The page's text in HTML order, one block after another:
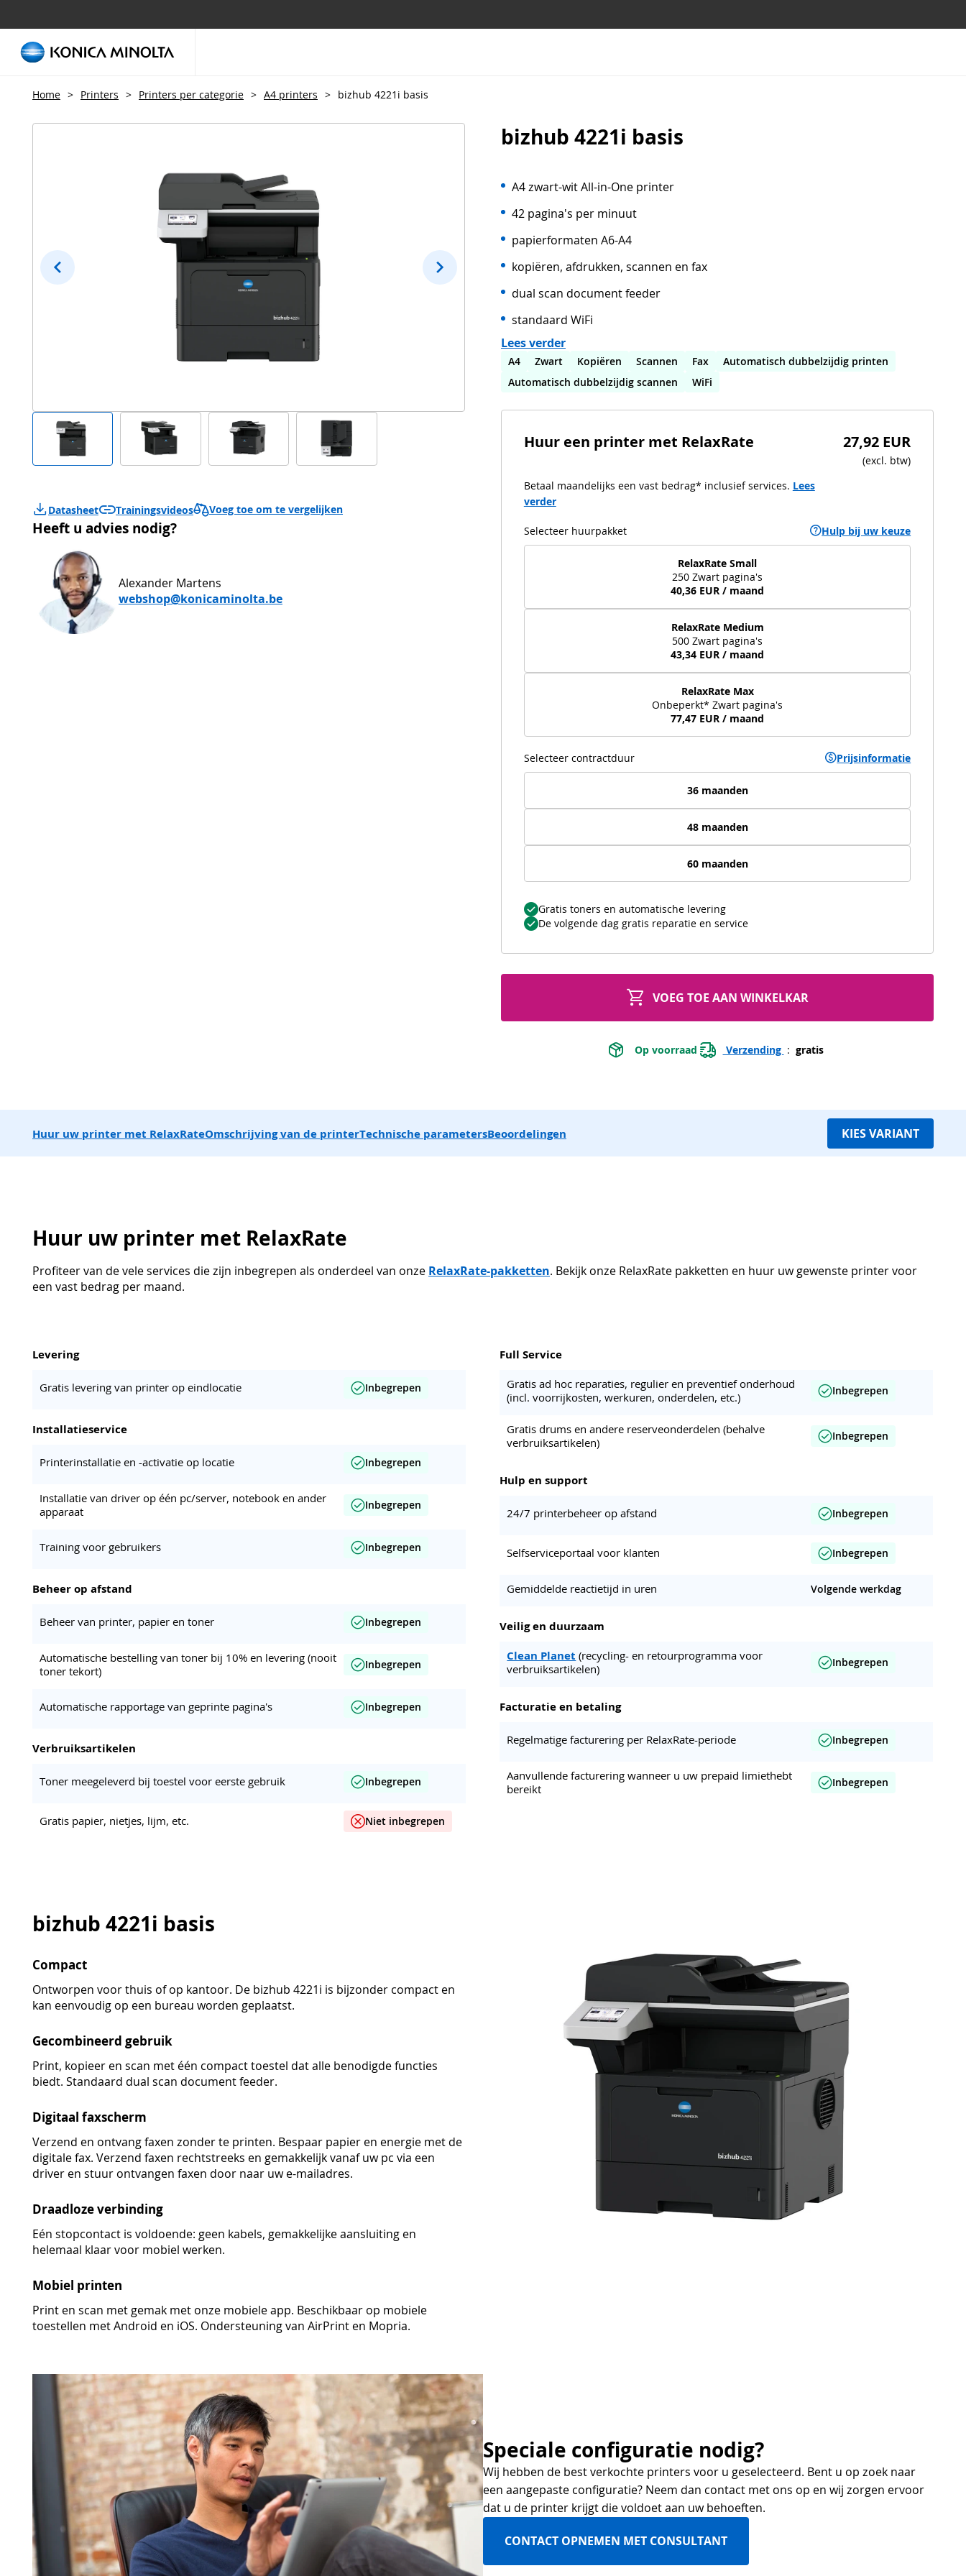
Home > Printers > Printers per categorie > A4 printers > bizhub 4221i basis
bizhub 4221i basis
A4 zwart-wit All-in-One printer
42 pagina's per minuut
papierformaten A6-A4
kopiëren, afdrukken, scannen en fax
dual scan document feeder
standaard WiFi
Lees verder
A4 Zwart Kopiëren Scannen Fax
Automatisch dubbelzijdig printen
Automatisch dubbelzijdig scannen
WiFi
Huur een printer met RelaxRate
Betaal maandelijks een vast bedrag* inclusief services. Lees
verder
27,92 EUR
(excl. btw)
Selecteer huurpakket Hulp bij uw keuze
RelaxRate Small
250 Zwart pagina's
40,36 EUR / maand
RelaxRate Medium
500 Zwart pagina's
43,34 EUR / maand
RelaxRate Max
Onbeperkt* Zwart pagina's
77,47 EUR / maand
Selecteer contractduur Prijsinformatie
36 maanden
48 maanden
60 maanden
Gratis toners en automatische levering
De volgende dag gratis reparatie en service
VOEG TOE AAN WINKELKAR
Op voorraad Verzending : gratis
Datasheet Trainingsvideos Voeg toe om te vergelijken
Heeft u advies nodig?
Alexander Martens
webshop@konicaminolta.be
Huur uw printer met RelaxRateOmschrijving van de printerTechnische parametersBeoordelingen KIES VARIANT
Huur uw printer met RelaxRate
Profiteer van de vele services die zijn inbegrepen als onderdeel van onze RelaxRate-pakketten. Bekijk onze RelaxRate pakketten en huur uw gewenste printer voor
een vast bedrag per maand.
Levering
Gratis levering van printer op eindlocatie Inbegrepen
Installatieservice
Printerinstallatie en -activatie op locatie Inbegrepen
Installatie van driver op één pc/server, notebook en ander
apparaat
Inbegrepen
Training voor gebruikers Inbegrepen
Beheer op afstand
Beheer van printer, papier en toner Inbegrepen
Automatische bestelling van toner bij 10% en levering (nooit
toner tekort)
Inbegrepen
Automatische rapportage van geprinte pagina's Inbegrepen
Verbruiksartikelen
Toner meegeleverd bij toestel voor eerste gebruik Inbegrepen
Gratis papier, nietjes, lijm, etc. Niet inbegrepen
Full Service
Gratis ad hoc reparaties, regulier en preventief onderhoud
(incl. voorrijkosten, werkuren, onderdelen, etc.)
Inbegrepen
Gratis drums en andere reserveonderdelen (behalve
verbruiksartikelen)
Inbegrepen
Hulp en support
24/7 printerbeheer op afstand Inbegrepen
Selfserviceportaal voor klanten Inbegrepen
Gemiddelde reactietijd in uren Volgende werkdag
Veilig en duurzaam
Clean Planet (recycling- en retourprogramma voor
verbruiksartikelen)
Inbegrepen
Facturatie en betaling
Regelmatige facturering per RelaxRate-periode Inbegrepen
Aanvullende facturering wanneer u uw prepaid limiethebt
bereikt
Inbegrepen
bizhub 4221i basis
Compact
Ontworpen voor thuis of op kantoor. De bizhub 4221i is bijzonder compact en
kan eenvoudig op een bureau worden geplaatst.
Gecombineerd gebruik
Print, kopieer en scan met één compact toestel dat alle benodigde functies
biedt. Standaard dual scan document feeder.
Digitaal faxscherm
Verzend en ontvang faxen zonder te printen. Bespaar papier en energie met de
digitale fax. Verzend faxen rechtstreeks en gemakkelijk vanaf uw pc via een
driver en stuur ontvangen faxen door naar uw e-mailadres.
Draadloze verbinding
Eén stopcontact is voldoende: geen kabels, gemakkelijke aansluiting en
helemaal klaar voor mobiel werken.
Mobiel printen
Print en scan met gemak met onze mobiele app. Beschikbaar op mobiele
toestellen met Android en iOS. Ondersteuning van AirPrint en Mopria.
Speciale configuratie nodig?
Wij hebben de best verkochte printers voor u geselecteerd. Bent u op zoek naar
een aangepaste configuratie? Neem dan contact met ons op en wij zorgen ervoor
dat u de printer krijgt die voldoet aan uw behoeften.
CONTACT OPNEMEN MET CONSULTANT